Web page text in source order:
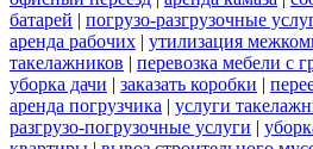
батарей | погрузо-разгрузочные
аренда рабочих | утилизация
такелажников | перевозка мебели с
уборка дачи | заказать коробки |
аренда погрузчика | услуги
разгрузо-погрузочные услуги |